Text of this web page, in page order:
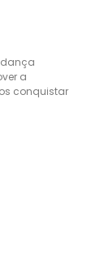
a
conquistar